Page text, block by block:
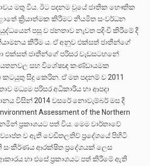
මතු විය. ඊට පදනම වූයේ ජාතික භෞතික
ක්‍රියාත්මක කිරීමට නියමිත සංවර්ධන
පසු ව ජනතාව නැවත පදිංචි කිරීමේ දී
කිරීම ය. ඒ අනුව එක්සත් ජාතීන්ගේ
එක්සත් ජාතීන්ගේ පරිසර වැඩසටහනේ
සහ විශේෂඥ කණ්ඩායමක
සිදු කෙරින. ඒ මත පදනම් ව 2011
මධ්‍යම පරිසර අධිකාරිය හා ආපදා
විසින් 2014 වසරේ නොවැම්බර් මස දී
Assessment of the Northern
නමින් ප්‍රකාශයට පත් විය. මෙම වාර්තාවේ
ව ඇති වෙඩිතලතිව් ප්‍රදේශයේ පිහිටි
සංකීර්ණය ආරක්ෂිත ප්‍රදේශයක් ලෙස
හා එසේ ප්‍රකාශයට පත් කිරීමේ ඇති